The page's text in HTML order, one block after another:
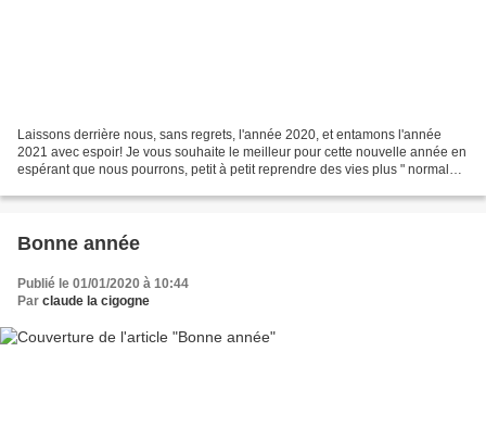
Laissons derrière nous, sans regrets, l'année 2020, et entamons l'année
2021 avec espoir! Je vous souhaite le meilleur pour cette nouvelle année en
espérant que nous pourrons, petit à petit reprendre des vies plus " normales"
Bonne année
Publié le 01/01/2020 à 10:44
Par claude la cigogne